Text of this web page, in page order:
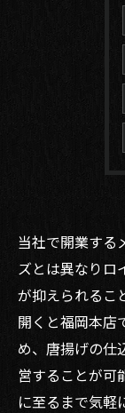
当社で開業する
ズとは異なりロ
が抑えられるこ
開くと福岡本店
め、唐揚げの仕
営することが可
に至るまで気軽